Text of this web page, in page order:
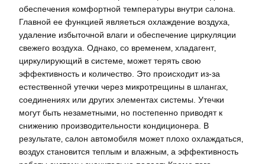
обеспечения комфортной температуры внутри салона.
Главной ее функцией являеться охлаждение воздуха‚
удаление избыточной влаги и обеспечение циркуляции
свежего воздуха. Однако‚ со временем‚ хладагент‚
циркулирующий в системе‚ может терять свою
эффективность и количество. Это происходит из-за
естественной утечки через микротрещины в шлангах‚
соединениях или других элементах системы. Утечки
могут быть незаметными‚ но постепенно приводят к
снижению производительности кондиционера. В
результате‚ салон автомобиля может плохо охлаждаться‚
воздух становится теплым и влажным‚ а эффективность